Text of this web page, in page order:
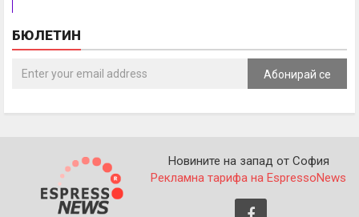
БЮЛЕТИН
Абонирай се
Новините на запад от София
Рекламна тарифа на EspressoNews